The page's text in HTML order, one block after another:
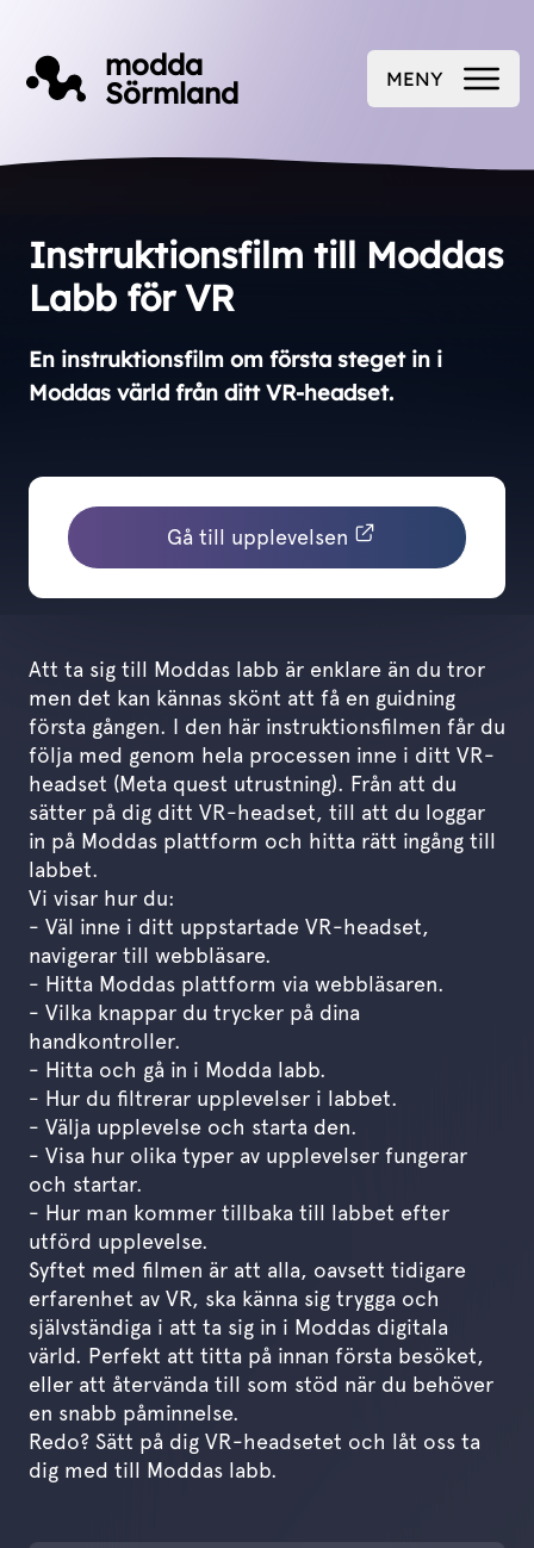
modda
Sörmland
ÖPPNA
MENY
Instruktionsfilm till Moddas
Labb för VR
En instruktionsfilm om första steget in i
Moddas värld från ditt VR-headset.
Gå till upplevelsen
Att ta sig till Moddas labb är enklare än du tror
men det kan kännas skönt att få en guidning
första gången. I den här instruktionsfilmen får du
följa med genom hela processen inne i ditt VR-
headset (Meta quest utrustning). Från att du
sätter på dig ditt VR-headset, till att du loggar
in på Moddas plattform och hitta rätt ingång till
labbet.
Vi visar hur du:
- Väl inne i ditt uppstartade VR-headset,
navigerar till webbläsare.
- Hitta Moddas plattform via webbläsaren.
- Vilka knappar du trycker på dina
handkontroller.
- Hitta och gå in i Modda labb.
- Hur du filtrerar upplevelser i labbet.
- Välja upplevelse och starta den.
- Visa hur olika typer av upplevelser fungerar
och startar.
- Hur man kommer tillbaka till labbet efter
utförd upplevelse.
Syftet med filmen är att alla, oavsett tidigare
erfarenhet av VR, ska känna sig trygga och
självständiga i att ta sig in i Moddas digitala
värld. Perfekt att titta på innan första besöket,
eller att återvända till som stöd när du behöver
en snabb påminnelse.
Redo? Sätt på dig VR-headsetet och låt oss ta
dig med till Moddas labb.